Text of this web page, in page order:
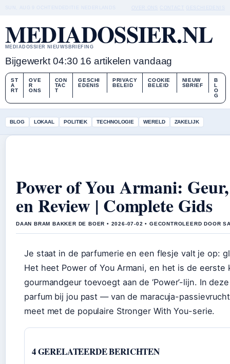
MEDIADOSSIER.NL
MEDIADOSSIER NIEUWSBRIEFING
Bijgewerkt 04:30 16 artikelen vandaag
ST
A
RT
OVE
R
ONS
CON
TAC
T
GESCHI
EDENIS
PRIVACY
BELEID
COOKIE
BELEID
NIEUW
SBRIEF
B
L
O
G
BLOG LOKAAL POLITIEK TECHNOLOGIE WERELD ZAKELIJK
Power of You Armani:
en Review | Complete Gids
DAAN BRAM BAKKER DE BOER • 2026-07-02 • GECONTROLEERD DOOR
Je staat in de parfumerie en een flesje valt je op:
Het heet Power of You Armani, en het is de
gourmandgeur toevoegt aan de ‘Power’-lijn. In
parfum bij jou past — van de maracuja-
meet met de populaire Stronger With You-serie.
4 GERELATEERDE BERICHTEN